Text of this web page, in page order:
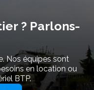
? Parlons-
Nos équipes sont
en location ou
BTP.